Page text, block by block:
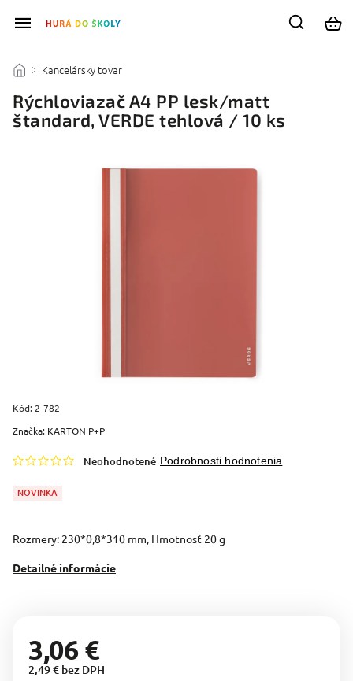
/ Kancelársky tovar
Rýchloviazač A4 PP lesk/matt
štandard, VERDE tehlová / 10 ks
Kód: 2-782
NOVINKA
Neohodnotené Podrobnosti hodnotenia
Rozmery: 230*0,8*310 mm, Hmotnosť 20 g
Detailné informácie
Značka: KARTON P+P
3,06 €
2,49 € bez DPH